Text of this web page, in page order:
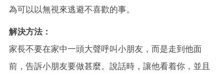
為可以以無視來逃避不喜歡的事。
解決方法：
家長不要在家中一頭大聲呼叫小朋友，而是走到他面
前，告訴小朋友要做甚麼。說話時，讓他看着你，並且